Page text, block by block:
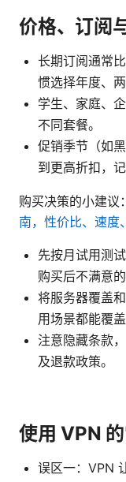
价格、订阅
长期订阅通常
惯选择年度、
学生、家庭、
不同套餐。
促销季节（如
到更高折扣，
购买决策的小建议
南，性价比、速度
先按月试用测
购买后不满意的
将服务器覆盖
用场景都能覆盖
注意隐藏条款
及退款政策。
使用 VPN
误区一：VPN